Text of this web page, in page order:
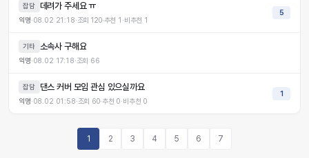
잡담 데려가 주세요 ㅠ
익명·08.02 21:18·조회120·추천 1 ·비추천 1
5
기타 소속사 구해요
익명·08.02 17:18·조회 66
잡담 댄스 커버 모임 관심 있으실까요
익명·08.02 01:58·조회 60·추천 0·비추천 0
1
1 2 3 4 5 6 7